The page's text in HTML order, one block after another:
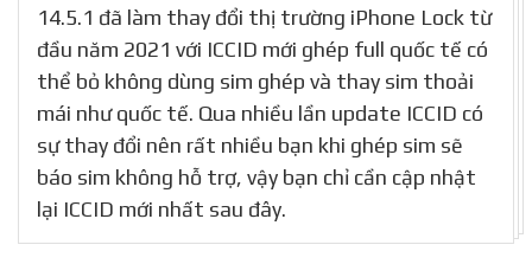
14.5.1 đã làm thay đổi thị trường iPhone Lock từ
đầu năm 2021 với ICCID mới ghép full quốc tế có
thể bỏ không dùng sim ghép và thay sim thoải
mái như quốc tế. Qua nhiều lần update ICCID có
sự thay đổi nên rất nhiều bạn khi ghép sim sẽ
báo sim không hỗ trợ, vậy bạn chỉ cần cập nhật
lại ICCID mới nhất sau đây.